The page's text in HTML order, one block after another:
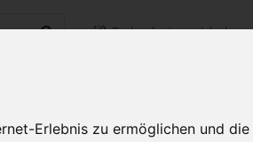
Erlebnis zu ermöglichen und die
Technologien entdecken